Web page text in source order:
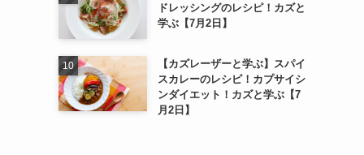
ドレッシングのレシピ！カズと
学ぶ【7月2日】
【カズレーザーと学ぶ】スパイ
スカレーのレシピ！カプサイシ
ンダイエット！カズと学ぶ【7
月2日】